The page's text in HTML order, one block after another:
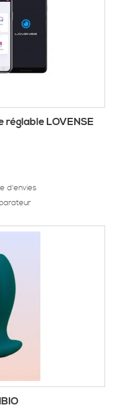
LOVENSE
d'envies